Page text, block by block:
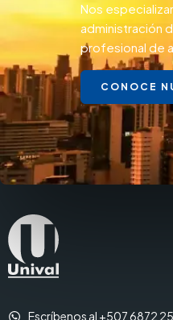
Nos
administración
profesional de
CONOCE
Escríbenos al +507 6872